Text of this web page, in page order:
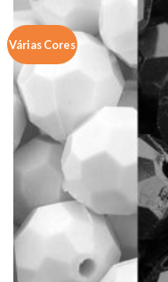
Várias Cores